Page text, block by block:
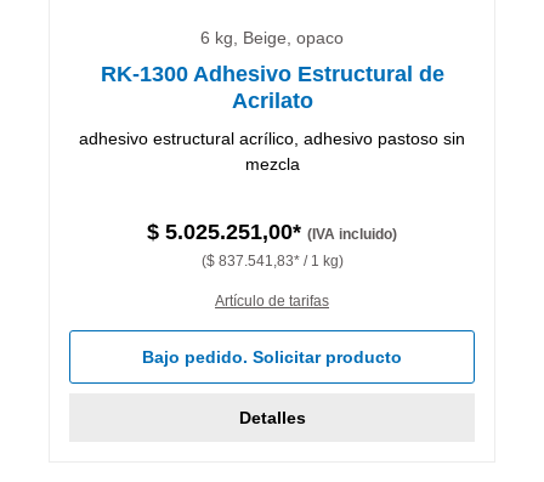
6 kg, Beige, opaco
RK-1300 Adhesivo Estructural de
Acrilato
adhesivo estructural acrílico, adhesivo pastoso sin
mezcla
$ 5.025.251,00* (IVA incluido)
($ 837.541,83* / 1 kg)
Artículo de tarifas
Bajo pedido. Solicitar producto
Detalles